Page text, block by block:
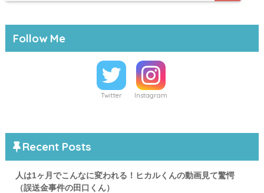
Follow Me
Twitter Instagram
Recent Posts
人は1ヶ月でこんなに変われる！ヒカルくんの動画見て驚愕
（誤送金事件の田口くん）